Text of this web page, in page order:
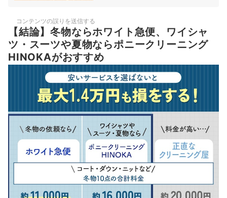
コンテンツの誤りを送信する
【結論】冬物ならホワイト急便、ワイシャ
ツ・スーツや夏物ならポニークリーニング
HINOKAがおすすめ